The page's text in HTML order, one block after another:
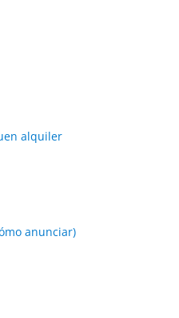
alquiler
anunciar)